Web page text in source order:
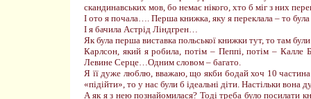
скандинавських мов, бо немає нікого, хто б міг з них
І ото я почала…. Перша книжка, яку я переклала – то
І я бачила Астрід Ліндгрен…
Як була перша виставка польської книжки тут, то там
Карлсон, який я робила, потім – Пеппі, потім – Калле
Левине Серце…Одним словом – багато.
Я її дуже люблю, вважаю, що якби бодай хоч 10 частина
«підійти», то у нас були б ідеальні діти. Настільки вона
А як я з нею познайомилася? Тоді треба було посилати